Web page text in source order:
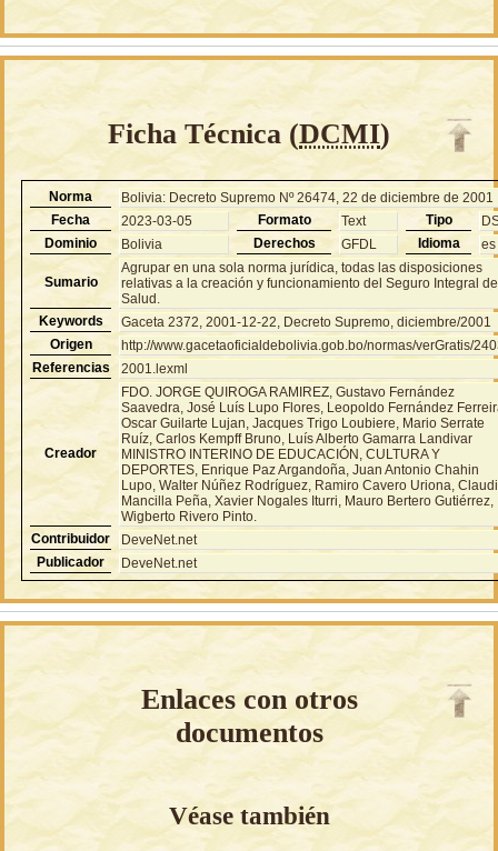
Ficha Técnica (DCMI)
Norma
Bolivia: Decreto Supremo Nº 26474, 22 de diciembre de 2001
Fecha
2023-03-05 Formato Text Tipo
Dominio
Bolivia Derechos GFDL Idioma es
Sumario
Agrupar en una sola norma jurídica, todas las disposiciones
relativas a la creación y funcionamiento del Seguro Integral de
Salud.
Keywords
Gaceta 2372, 2001-12-22, Decreto Supremo, diciembre/2001
Origen
http://www.gacetaoficialdebolivia.gob.bo/normas/verGratis/
Referencias
2001.lexml
Creador
FDO. JORGE QUIROGA RAMIREZ, Gustavo Fernández
Saavedra, José Luís Lupo Flores, Leopoldo Fernández
Oscar Guilarte Lujan, Jacques Trigo Loubiere, Mario Serrate
Ruíz, Carlos Kempff Bruno, Luís Alberto Gamarra Landivar
MINISTRO INTERINO DE EDUCACIÓN, CULTURA Y
DEPORTES, Enrique Paz Argandoña, Juan Antonio Chahin
Lupo, Walter Núñez Rodríguez, Ramiro Cavero Uriona,
Mancilla Peña, Xavier Nogales Iturri, Mauro Bertero Gutiérrez,
Wigberto Rivero Pinto.
Contribuidor
DeveNet.net
Publicador
DeveNet.net
Enlaces con otros
documentos
Véase también